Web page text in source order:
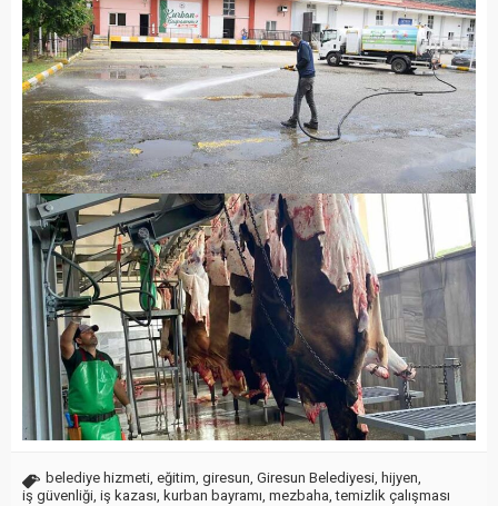
belediye hizmeti, eğitim, giresun, Giresun Belediyesi, hijyen,
iş güvenliği, iş kazası, kurban bayramı, mezbaha,temizlik çalışması